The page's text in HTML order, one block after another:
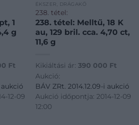
1
g
Ft
aukció
12-09
ÉKSZER, DRÁGAKŐ
238. tétel:
238. tétel: Melltű, 18 K
au, 129 bril. cca. 4,70 ct,
11,6 g
Kikiáltási ár: 390 000 Ft
Aukció:
BÁV ZRt. 2014.12.09-i aukció
Aukció időpontja: 2014-12-09
12:00